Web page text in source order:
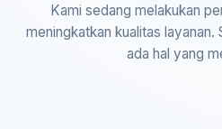
Kami sedang melakukan
meningkatkan kualitas layanan.
ada hal yang